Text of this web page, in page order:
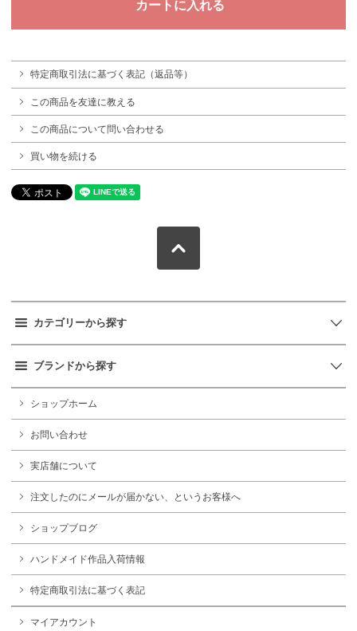
特定商取引法に基づく表記（返品等）
この商品を友達に教える
この商品について問い合わせる
買い物を続ける
カテゴリーから探す
ブランドから探す
ショップホーム
お問い合わせ
実店舗について
注文したのにメールが届かない、というお客様へ
ショップブログ
ハンドメイド作品入荷情報
特定商取引法に基づく表記
マイアカウント